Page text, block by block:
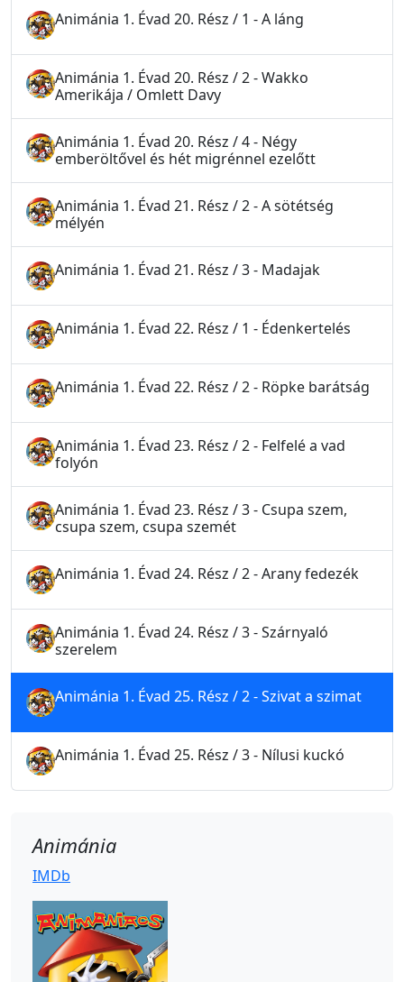
Animánia 1. Évad 20. Rész / 1 - A láng
Animánia 1. Évad 20. Rész / 2 - Wakko
Amerikája / Omlett Davy
Animánia 1. Évad 20. Rész / 4 - Négy
emberöltővel és hét migrénnel ezelőtt
Animánia 1. Évad 21. Rész / 2 - A sötétség
mélyén
Animánia 1. Évad 21. Rész / 3 - Madajak
Animánia 1. Évad 22. Rész / 1 - Édenkertelés
Animánia 1. Évad 22. Rész / 2 - Röpke barátság
Animánia 1. Évad 23. Rész / 2 - Felfelé a vad
folyón
Animánia 1. Évad 23. Rész / 3 - Csupa szem,
csupa szem, csupa szemét
Animánia 1. Évad 24. Rész / 2 - Arany fedezék
Animánia 1. Évad 24. Rész / 3 - Szárnyaló
szerelem
Animánia 1. Évad 25. Rész / 2 - Szivat a szimat
Animánia 1. Évad 25. Rész / 3 - Nílusi kuckó
Animánia
IMDb